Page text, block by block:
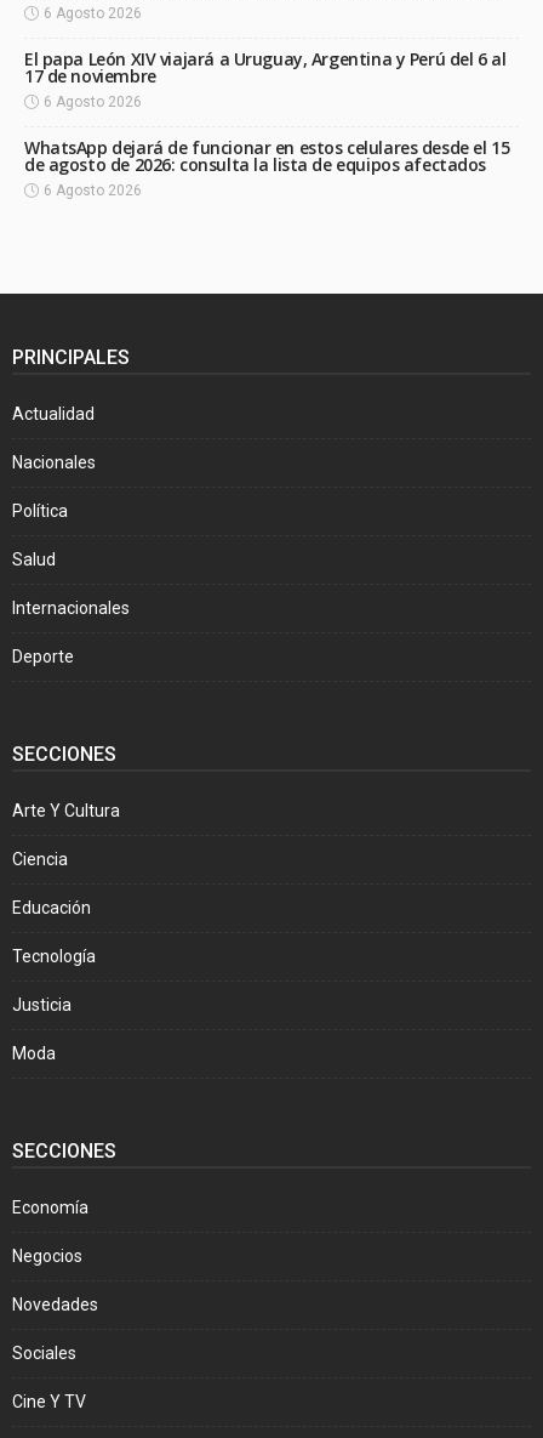
6 Agosto 2026
El papa León XIV viajará a Uruguay, Argentina y Perú del 6 al
17 de noviembre
6 Agosto 2026
WhatsApp dejará de funcionar en estos celulares desde el 15
de agosto de 2026: consulta la lista de equipos afectados
6 Agosto 2026
PRINCIPALES
Actualidad
Nacionales
Política
Salud
Internacionales
Deporte
SECCIONES
Arte Y Cultura
Ciencia
Educación
Tecnología
Justicia
Moda
SECCIONES
Economía
Negocios
Novedades
Sociales
Cine Y TV